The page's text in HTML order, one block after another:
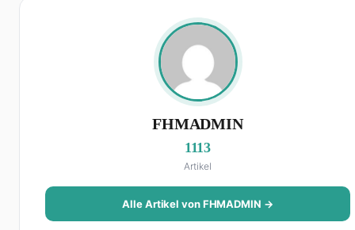
FHMADMIN
1113
Artikel
Alle Artikel von FHMADMIN →